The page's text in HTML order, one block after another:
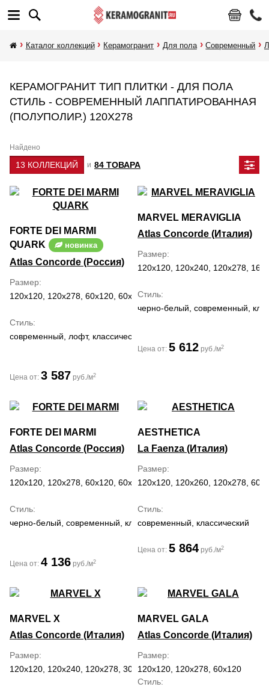
Каталог коллекций Керамогранит Для пола Современный
КЕРАМОГРАНИТ ТИП ПЛИТКИ - ДЛЯ ПОЛА
СТИЛЬ - СОВРЕМЕННЫЙ ЛАППАТИРОВАННАЯ
(ПОЛУПОЛИР.) 120Х278
Найдено
13 КОЛЛЕКЦИЙ и 84 ТОВАРА
FORTE DEI MARMI
QUARK
новинка
Atlas Concorde (Россия)
Размер
120x120, 120x278, 60x120, 60x60, 80x160, 80x80
Стиль
современный, лофт, классический
Цена от: 3 587 руб./м2
MARVEL MERAVIGLIA
Atlas Concorde (Италия)
Размер
120x120, 120x240, 120x278,
Стиль
черно-белый, современный,
Цена от: 5 612 руб./м2
FORTE DEI MARMI
Atlas Concorde (Россия)
Размер
120x120, 120x278, 60x120, 60x60, 80x160, 80x80
Стиль
черно-белый, современный, классический
Цена от: 4 136 руб./м2
AESTHETICA
La Faenza (Италия)
Размер
120x120, 120x260, 120x278,
Стиль
современный, классический
Цена от: 5 864 руб./м2
MARVEL X
Atlas Concorde (Италия)
Размер
120x120, 120x240, 120x278, 30x60, 60x120, 60x60, 75x150, 75x75
MARVEL GALA
Atlas Concorde (Италия)
Размер
120x120, 120x278, 60x120
Стиль